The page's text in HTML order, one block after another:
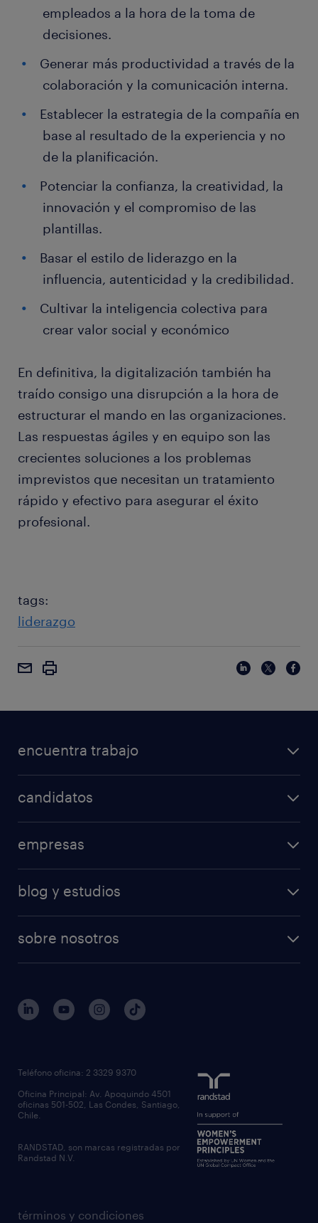
empleados a la hora de la toma de
decisiones.
Generar más productividad a través de la
colaboración y la comunicación interna.
Establecer la estrategia de la compañía en
base al resultado de la experiencia y no
de la planificación.
Potenciar la confianza, la creatividad, la
innovación y el compromiso de las
plantillas.
Basar el estilo de liderazgo en la
influencia, autenticidad y la credibilidad.
Cultivar la inteligencia colectiva para
crear valor social y económico
En definitiva, la digitalización también ha
traído consigo una disrupción a la hora de
estructurar el mando en las organizaciones.
Las respuestas ágiles y en equipo son las
crecientes soluciones a los problemas
imprevistos que necesitan un tratamiento
rápido y efectivo para asegurar el éxito
profesional.
tags:
liderazgo
encuentra trabajo
candidatos
empresas
blog y estudios
sobre nosotros
términos y condiciones
Teléfono oficina: 2 3329 9370
Oficina Principal: Av. Apoquindo 4501
oficinas 501-502, Las Condes, Santiago,
Chile.
RANDSTAD, son marcas registradas por
Randstad N.V.